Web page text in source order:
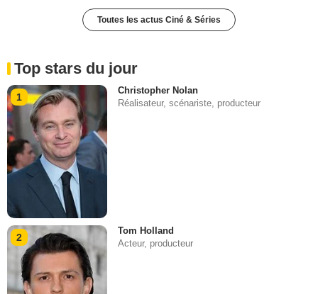
Toutes les actus Ciné & Séries
Top stars du jour
1
Christopher Nolan
Réalisateur, scénariste, producteur
2
Tom Holland
Acteur, producteur